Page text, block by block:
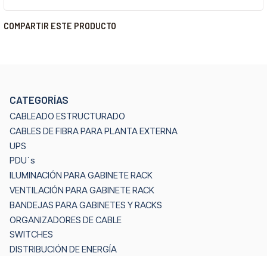
COMPARTIR ESTE PRODUCTO
CATEGORÍAS
CABLEADO ESTRUCTURADO
CABLES DE FIBRA PARA PLANTA EXTERNA
UPS
PDU´s
ILUMINACIÓN PARA GABINETE RACK
VENTILACIÓN PARA GABINETE RACK
BANDEJAS PARA GABINETES Y RACKS
ORGANIZADORES DE CABLE
SWITCHES
DISTRIBUCIÓN DE ENERGÍA